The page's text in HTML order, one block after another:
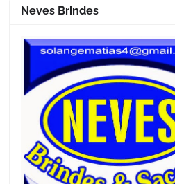
Neves Brindes